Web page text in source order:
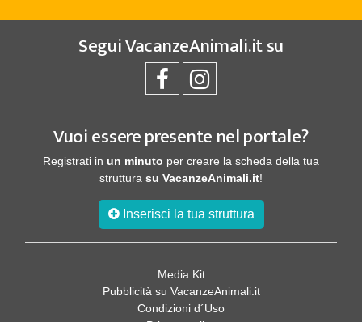
SeguiVacanzeAnimali.itsu
Vuoi essere presente nel portale?
Registrati in un minuto per creare la scheda della tua
struttura su VacanzeAnimali.it!
Inserisci la tua struttura
Media Kit
Pubblicità su VacanzeAnimali.it
Condizioni d´Uso